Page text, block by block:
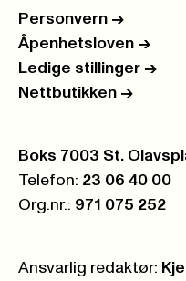
Personvern ->
Åpenhetsloven ->
Ledige stillinger ->
Nettbutikken ->
Postboks:
Boks 7003 St.
Telefon: 23 06 40 00
Org.nr.: 971 075 252
Ansvarlig redaktør: